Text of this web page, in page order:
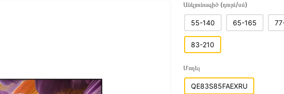
Անկյունագիծ (դույմ/սմ)
55-140 65-165
83-210
Մոդել
QE83S85FAEXRU